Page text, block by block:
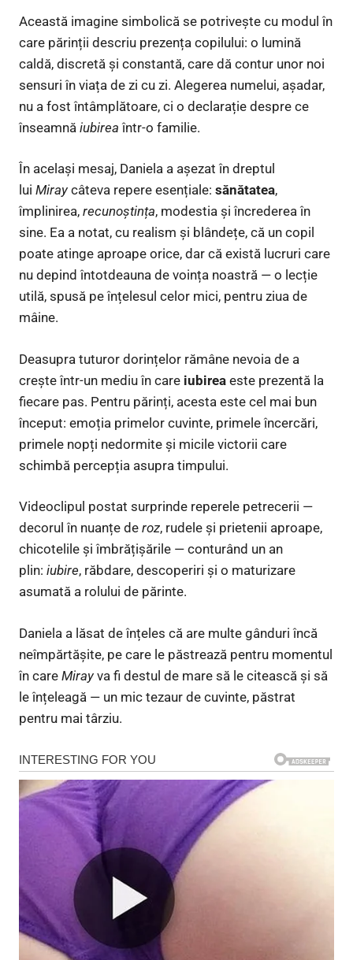
Această imagine simbolică se potrivește cu modul în
care părinții descriu prezența copilului: o lumină
caldă, discretă și constantă, care dă contur unor noi
sensuri în viața de zi cu zi. Alegerea numelui, așadar,
nu a fost întâmplătoare, ci o declarație despre ce
înseamnă iubirea într-o familie.
În același mesaj, Daniela a așezat în dreptul
lui Miray câteva repere esențiale: sănătatea,
împlinirea, recunoștința, modestia și încrederea în
sine. Ea a notat, cu realism și blândețe, că un copil
poate atinge aproape orice, dar că există lucruri care
nu depind întotdeauna de voința noastră — o lecție
utilă, spusă pe înțelesul celor mici, pentru ziua de
mâine.
Deasupra tuturor dorințelor rămâne nevoia de a
crește într-un mediu în care iubirea este prezentă la
fiecare pas. Pentru părinți, acesta este cel mai bun
început: emoția primelor cuvinte, primele încercări,
primele nopți nedormite și micile victorii care
schimbă percepția asupra timpului.
Videoclipul postat surprinde reperele petrecerii —
decorul în nuanțe de roz, rudele și prietenii aproape,
chicotelile și îmbrățișările — conturând un an
plin: iubire, răbdare, descoperiri și o maturizare
asumată a rolului de părinte.
Daniela a lăsat de înțeles că are multe gânduri încă
neîmpărtășite, pe care le păstrează pentru momentul
în care Miray va fi destul de mare să le citească și să
le înțeleagă — un mic tezaur de cuvinte, păstrat
pentru mai târziu.